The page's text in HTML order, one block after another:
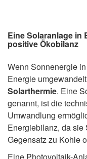
Eine Solaranlage in
positive Ökobilanz
Wenn Sonnenergie
Energie
Solarthermie. Eine
genannt, ist die
Umwandlung
Energiebilanz, da sie
Gegensatz zu Kohle